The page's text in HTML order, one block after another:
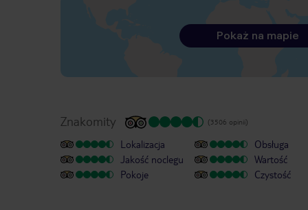
Pokaż na mapie
Znakomity (3506 opinii)
Lokalizacja
Jakość noclegu
Pokoje
Obsługa
Wartość
Czystość